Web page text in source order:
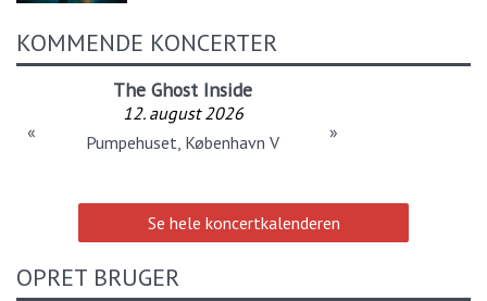
KOMMENDE KONCERTER
The Ghost Inside
12. august 2026
Pumpehuset, København V
« »
Se hele koncertkalenderen
OPRET BRUGER